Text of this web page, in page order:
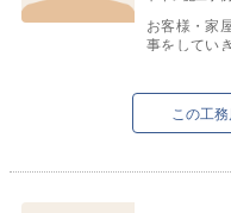
お客様・家
事をしてい
います。...
この工